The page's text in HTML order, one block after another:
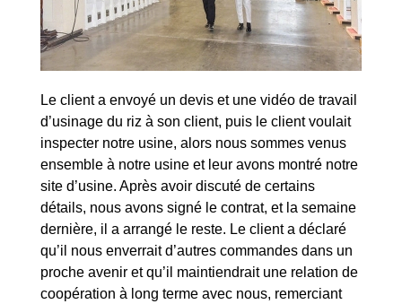
Le client a envoyé un devis et une vidéo de travail
d’usinage du riz à son client, puis le client voulait
inspecter notre usine, alors nous sommes venus
ensemble à notre usine et leur avons montré notre
site d’usine. Après avoir discuté de certains
détails, nous avons signé le contrat, et la semaine
dernière, il a arrangé le reste. Le client a déclaré
qu’il nous enverrait d’autres commandes dans un
proche avenir et qu’il maintiendrait une relation de
coopération à long terme avec nous, remerciant